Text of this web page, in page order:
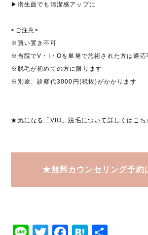
▶衛生面でも清潔感アップに
<ご注意>
※買い置き不可
※当院でV・I・Oを単発で施術された方は適応
※脱毛が初めての方に限ります
※別途、診察代3000円(税抜)がかかります
★気になる「VIO」脱毛について詳しくはこち
★無料カウンセリング予約